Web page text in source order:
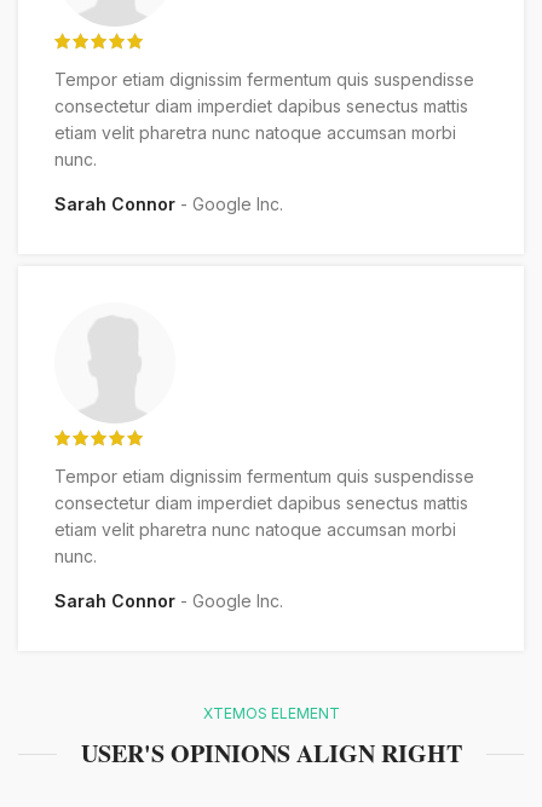
Tempor etiam dignissim fermentum quis suspendisse
consectetur diam imperdiet dapibus senectus mattis
etiam velit pharetra nunc natoque accumsan morbi
nunc.
Sarah Connor Google Inc.
Tempor etiam dignissim fermentum quis suspendisse
consectetur diam imperdiet dapibus senectus mattis
etiam velit pharetra nunc natoque accumsan morbi
nunc.
Sarah Connor Google Inc.
XTEMOS ELEMENT
USER'S OPINIONS ALIGN RIGHT